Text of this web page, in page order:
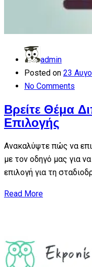
admin
Posted on 23
No Comments
Βρείτε Θέμα
Επιλογής
Ανακαλύψτε πώς να
με τον οδηγό μας για
επιλογή για τη
Read More